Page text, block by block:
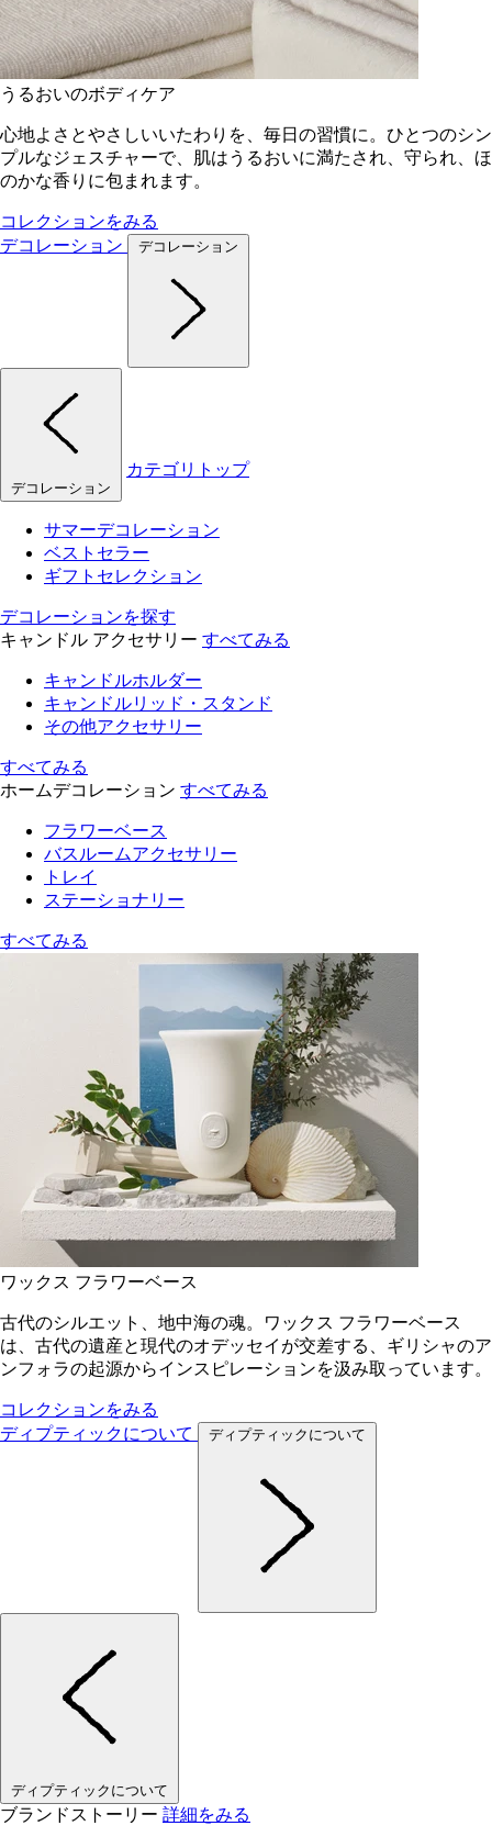
うるおいのボディケア
心地よさとやさしいいたわりを、毎日の習慣に。ひとつのシン
プルなジェスチャーで、肌はうるおいに満たされ、守られ、ほ
のかな香りに包まれます。
コレクションをみる
デコレーション
デコレーション
デコレーション
カテゴリトップ
サマーデコレーション
ベストセラー
ギフトセレクション
デコレーションを探す
キャンドル アクセサリー すべてみる
キャンドルホルダー
キャンドルリッド・スタンド
その他アクセサリー
すべてみる
ホームデコレーション すべてみる
フラワーベース
バスルームアクセサリー
トレイ
ステーショナリー
すべてみる
ワックス フラワーベース
古代のシルエット、地中海の魂。ワックス フラワーベース
は、古代の遺産と現代のオデッセイが交差する、ギリシャのア
ンフォラの起源からインスピレーションを汲み取っています。
コレクションをみる
ディプティックについて
ディプティックについて
ディプティックについて
ブランドストーリー 詳細をみる